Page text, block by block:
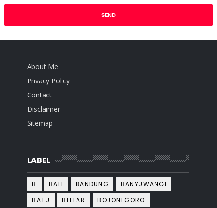
About Me
Privacy Policy
Contact
Disclaimer
Sitemap
LABEL
B BALI BANDUNG
BANYUWANGI
BATU
BLITAR
BOJONEGORO